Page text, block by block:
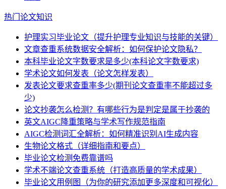
热门论文知识
护理实习毕业论文（提升护理专业知识与技能的关键）
文章查重系统数据安全解析：如何保护论文隐私？
本科毕业论文字数要求是多少(本科论文字数要求)
学术论文如何发表（论文怎样发表）
发表论文要求查重率多少(期刊论文查重率不能超过多
少)
论文抄袭怎么检测？有哪些行为是判定是属于抄袭的
英文AIGC降重策略与学术写作规范指南
AIGC检测词汇全解析：如何精准识别AI生成内容
生物论文格式（详细指南和要点）
毕业论文检测免费靠谱吗
学术不端论文查重系统（打造高质量的学术成果）
毕业论文用例图（为你的研究添加更多深度和可视化）